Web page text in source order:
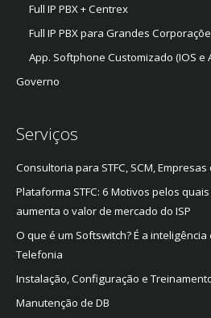
Full IP PBX + Centrex
Full IP PBX para Grandes
App. Softphone Customizado (IOS e
Governo
Serviços
Consultoria para STFC, SCM,
Plataforma STFC: 6 Motivos pelos
aumenta o valor de mercado do ISP
O que é um Softswitch? É a
Telefonia
Instalação, Configuração e
Manutenção de DB